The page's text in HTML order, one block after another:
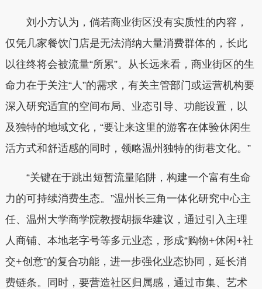
刘小方认为，倘若商业街区没有实质性的内容，
仅凭几家餐饮门店是无法消纳大量消费群体的，长此
以往终将会被流量“所累”。从长远来看，商业街区的生
命力在于关注“人”的需求，有关主管部门或运营机构要
深入研究适宜的空间布局、业态引导、功能设置，以
及独特的地域文化，“要让来这里的游客在体验休闲生
活方式和舒适感的同时，领略温州独特的街巷文化。”
“关键在于跳出短暂流量陷阱，构建一个富有生命
力的可持续消费生态。”温州长三角一体化研究中心主
任、温州大学商学院教授胡振华建议，通过引入主理
人商铺、本地老字号等多元业态，形成“购物+休闲+社
交+创意”的复合功能，进一步强化业态协同，延长消
费链条。同时，要营造社区归属感，通过市集、艺术